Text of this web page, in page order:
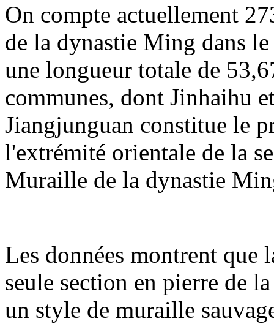
On compte actuellement
de la dynastie Ming dans
une longueur totale de
communes, dont Jinhaihu
Jiangjunguan constitue le
l'extrémité orientale de la
Muraille de la dynastie
Les données montrent que
seule section en pierre de
un style de muraille